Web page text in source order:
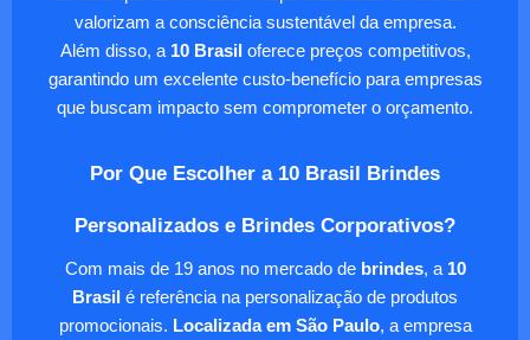
valorizam a consciência sustentável da empresa.
Além disso, a 10 Brasiloferece preços competitivos,
garantindo um excelente custo-benefício para empresas
que buscam impacto sem comprometer o orçamento.
Por Que Escolher a 10 Brasil Brindes
Personalizados e Brindes Corporativos?
Com mais de 19 anos no mercado de brindes, a 10
Brasil é referência na personalização de produtos
promocionais. Localizada em São Paulo, a empresa